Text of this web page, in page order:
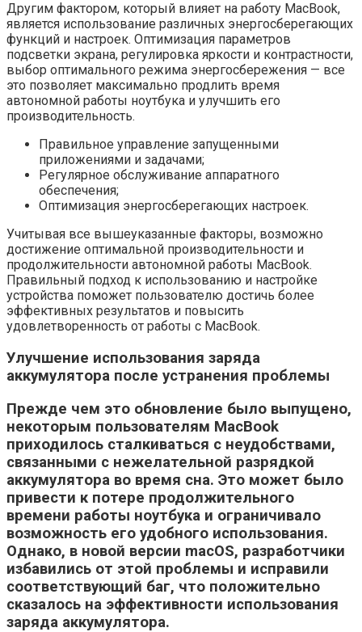
Другим фактором, который влияет на работу MacBook,
является использование различных энергосберегающих
функций и настроек. Оптимизация параметров
подсветки экрана, регулировка яркости и контрастности,
выбор оптимального режима энергосбережения — все
это позволяет максимально продлить время
автономной работы ноутбука и улучшить его
производительность.
Правильное управление запущенными
приложениями и задачами;
Регулярное обслуживание аппаратного
обеспечения;
Оптимизация энергосберегающих настроек.
Учитывая все вышеуказанные факторы, возможно
достижение оптимальной производительности и
продолжительности автономной работы MacBook.
Правильный подход к использованию и настройке
устройства поможет пользователю достичь более
эффективных результатов и повысить
удовлетворенность от работы с MacBook.
Улучшение использования заряда
аккумулятора после устранения проблемы
Прежде чем это обновление было выпущено,
некоторым пользователям MacBook
приходилось сталкиваться с неудобствами,
связанными с нежелательной разрядкой
аккумулятора во время сна. Это может было
привести к потере продолжительного
времени работы ноутбука и ограничивало
возможность его удобного использования.
Однако, в новой версии macOS, разработчики
избавились от этой проблемы и исправили
соответствующий баг, что положительно
сказалось на эффективности использования
заряда аккумулятора.